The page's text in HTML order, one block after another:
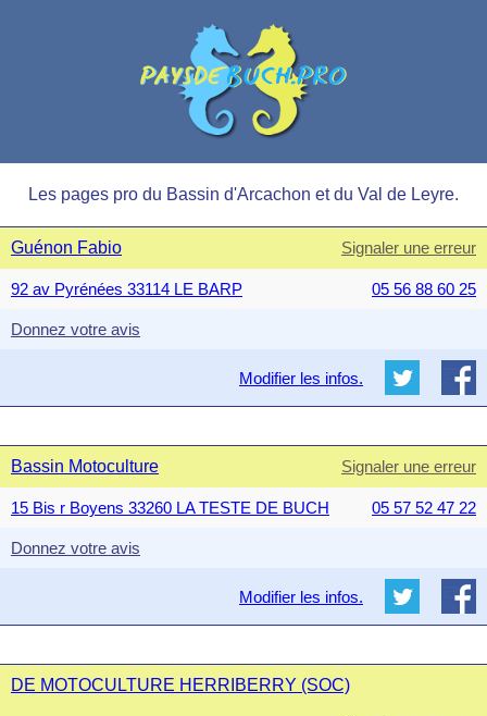
Les pages pro du Bassin d'Arcachon et du Val de Leyre.
Guénon Fabio Signaler une erreur
92 av Pyrénées 33114 LE BARP 05 56 88 60 25
Donnez votre avis
Modifier les infos.
Bassin Motoculture Signaler une erreur
15 Bis r Boyens 33260 LA TESTE DE BUCH 05 57 52 47 22
Donnez votre avis
Modifier les infos.
DE MOTOCULTURE HERRIBERRY (SOC)